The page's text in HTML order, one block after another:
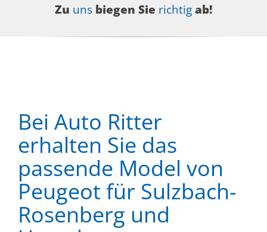
Zu unsbiegen Sie richtigab!
Bei Auto Ritter
erhalten Sie das
passende Model von
Peugeot für Sulzbach-
Rosenberg und